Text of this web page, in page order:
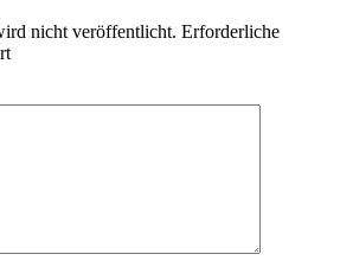
nicht veröffentlicht. Erforderliche